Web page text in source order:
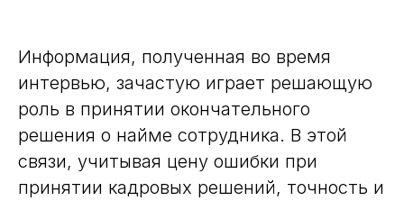
Информация, полученная во время
интервью, зачастую играет решающую
роль в принятии окончательного
решения о найме сотрудника. В этой
связи, учитывая цену ошибки при
принятии кадровых решений, точность и